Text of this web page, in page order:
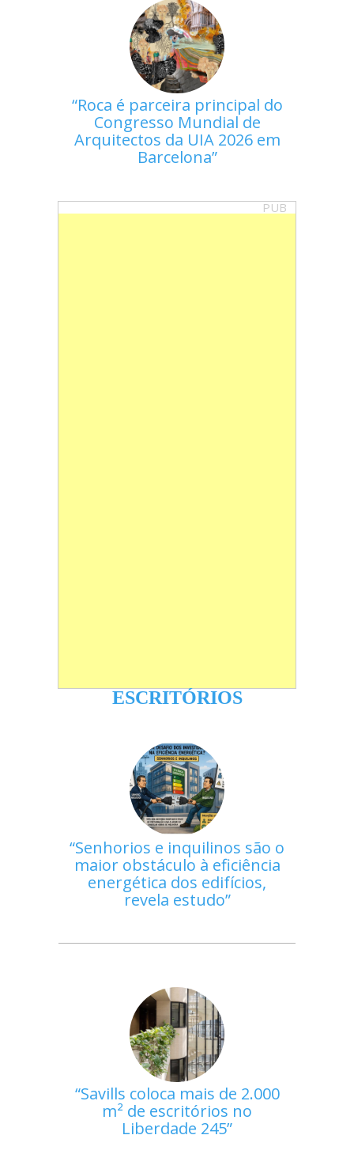
Roca é parceira principal do
Congresso Mundial de
Arquitectos da UIA 2026 em
Barcelona
PUB
ESCRITÓRIOS
Senhorios e inquilinos são o
maior obstáculo à eficiência
energética dos edifícios,
revela estudo
Savills coloca mais de 2.000
m² de escritórios no
Liberdade 245